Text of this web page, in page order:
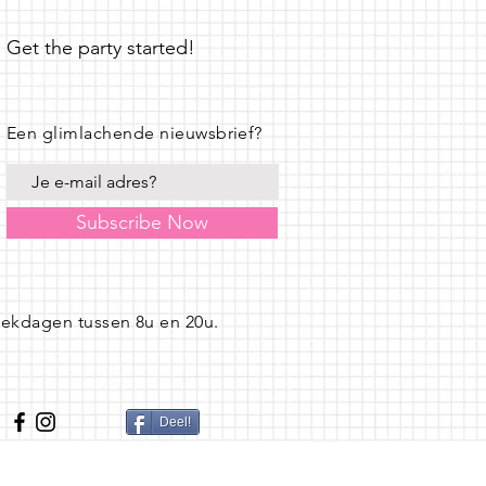
Get the party started!
tussen 8u en 20u.
Een glimlachende nieuwsbrief?
Subscribe Now
Deel!